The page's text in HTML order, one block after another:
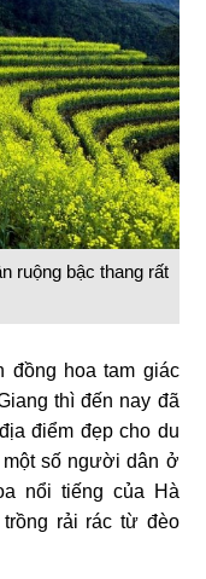
ruộng bậc thang rất
đồng hoa tam giác
thì đến nay đã
điểm đẹp cho du
một số người dân ở
nổi tiếng của Hà
rải rác từ đèo